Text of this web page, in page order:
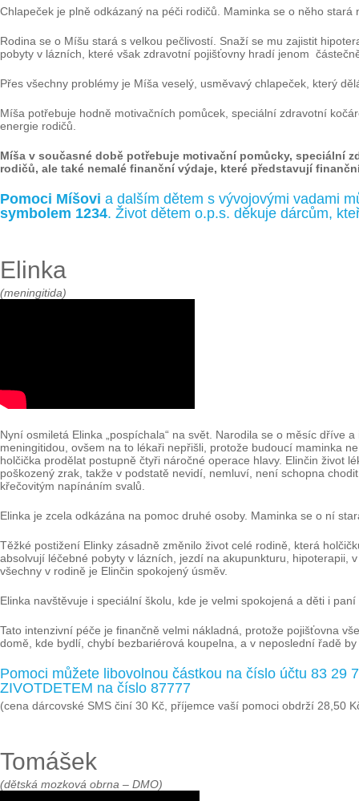
Chlapeček je plně odkázaný na péči rodičů. Maminka se o něho
Rodina se o Míšu stará s velkou pečlivostí. Snaží se mu zajistit
pobyty v lázních, které však zdravotní pojišťovny hradí jenom
Přes všechny problémy je Míša veselý, usměvavý chlapeček, který
Míša potřebuje hodně motivačních pomůcek, speciální zdravotní
energie rodičů.
Míša v současné době potřebuje motivační pomůcky, speciální
rodičů, ale také nemalé finanční výdaje, které představují
Pomoci Míšovi a dalším dětem s vývojovými vadami
symbolem 1234. Život dětem o.p.s. děkuje dárcům,
Elinka
(meningitida)
Nyní osmiletá Elinka „pospíchala“ na svět. Narodila se o měsíc dříve
meningitidou, ovšem na to lékaři nepřišli, protože budoucí maminka
holčička prodělat postupně čtyři náročné operace hlavy. Elinčin život
poškozený zrak, takže v podstatě nevidí, nemluví, není schopna
křečovitým napínáním svalů.
Elinka je zcela odkázána na pomoc druhé osoby. Maminka se o ní
Těžké postižení Elinky zásadně změnilo život celé rodině, která
absolvují léčebné pobyty v lázních, jezdí na akupunkturu, hipoterapii,
všechny v rodině je Elinčin spokojený úsměv.
Elinka navštěvuje i speciální školu, kde je velmi spokojená a děti i
Tato intenzivní péče je finančně velmi nákladná, protože pojišťovna
domě, kde bydlí, chybí bezbariérová koupelna, a v neposlední řadě
Pomoci můžete libovolnou částkou na číslo účtu 83 29
ZIVOTDETEM na číslo 87777
(cena dárcovské SMS činí 30 Kč, příjemce vaší pomoci obdrží 28,50
Tomášek
(dětská mozková obrna – DMO)